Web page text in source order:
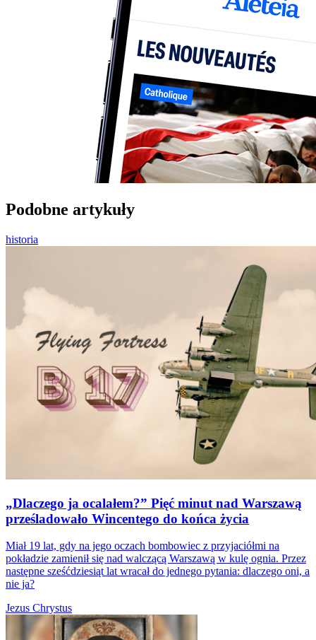
Podobne artykuły
historia
„Dlaczego ja ocalałem?” Pięć minut nad Warszawą
prześladowało Wincentego do końca życia
Miał 19 lat, gdy na jego oczach bombowiec z przyjaciółmi na
pokładzie zamienił się nad walczącą Warszawą w kulę ognia. Przez
następne sześćdziesiąt lat wracał do jednego pytania: dlaczego oni, a
nie ja?
Jezus Chrystus